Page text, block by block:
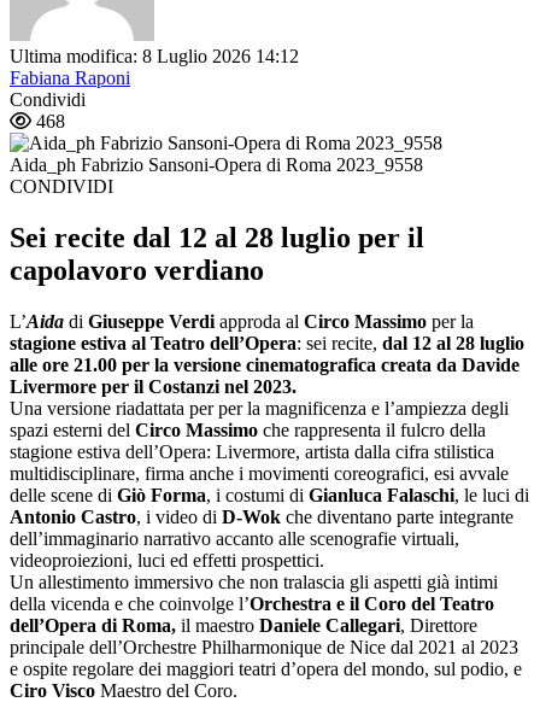
Ultima modifica: 8 Luglio 2026 14:12
Fabiana Raponi
Condividi
468
Aida_ph Fabrizio Sansoni-Opera di Roma 2023_9558
CONDIVIDI
Sei recite dal 12 al 28 luglio per il
capolavoro verdiano
L’Aida di Giuseppe Verdi approda al Circo Massimo per la
stagione estiva al Teatro dell’Opera: sei recite, dal 12 al 28 luglio
alle ore 21.00 per la versione cinematografica creata da Davide
Livermore per il Costanzi nel 2023.
Una versione riadattata per per la magnificenza e l’ampiezza degli
spazi esterni del Circo Massimo che rappresenta il fulcro della
stagione estiva dell’Opera: Livermore, artista dalla cifra stilistica
multidisciplinare, firma anche i movimenti coreografici, esi avvale
delle scene di Giò Forma, i costumi di Gianluca Falaschi, le luci di
Antonio Castro, i video di D-Wok che diventano parte integrante
dell’immaginario narrativo accanto alle scenografie virtuali,
videoproiezioni, luci ed effetti prospettici.
Un allestimento immersivo che non tralascia gli aspetti già intimi
della vicenda e che coinvolge l’Orchestra e il Coro del Teatro
dell’Opera di Roma, il maestro Daniele Callegari, Direttore
principale dell’Orchestre Philharmonique de Nice dal 2021 al 2023
e ospite regolare dei maggiori teatri d’opera del mondo, sul podio, e
Ciro Visco Maestro del Coro.